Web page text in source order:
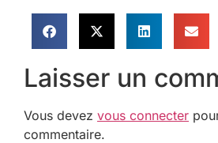
Laisser un
Vous devez vous connecter
commentaire.